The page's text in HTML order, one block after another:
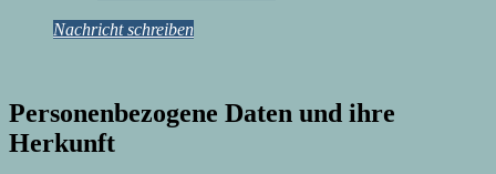
Nachricht schreiben
Personenbezogene Daten und ihre
Herkunft